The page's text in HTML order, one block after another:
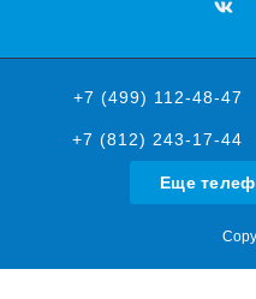
+7 (499) 112-48-47
+7 (812) 243-17-44
Еще